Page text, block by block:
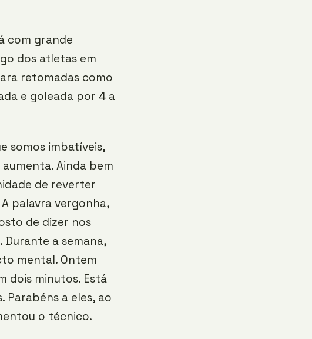
com grande
dos atletas em
retomadas como
e goleada por 4 a
somos imbatíveis,
Ainda bem
de reverter
palavra vergonha,
de dizer nos
Durante a semana,
mental. Ontem
dois minutos. Está
Parabéns a eles, ao
o técnico.